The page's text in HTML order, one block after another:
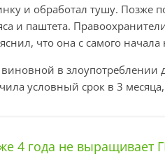
и обработал тушу.
и паштета.
что она с самого
в злоупотреблении
условный срок в 3
4 года не выращивает